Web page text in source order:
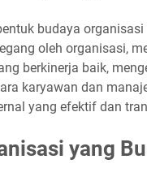
budaya
oleh organisasi,
berkinerja baik,
karyawan dan
yang efektif dan
yang